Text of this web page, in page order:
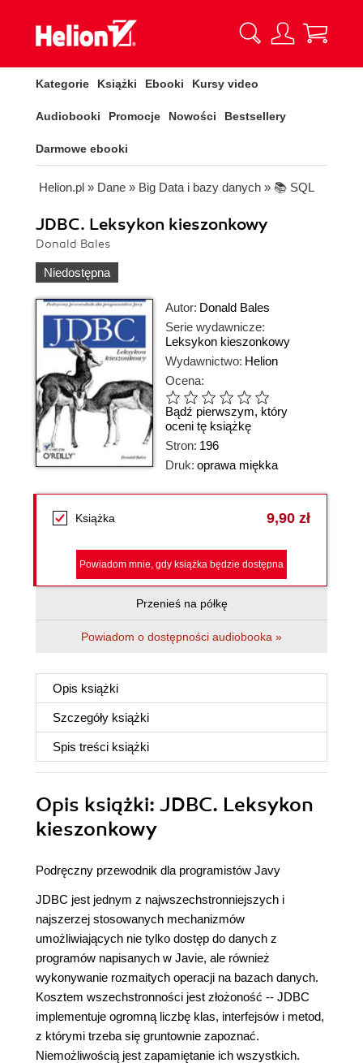
Kategorie Książki Ebooki Kursy video
Audiobooki Promocje Nowości Bestsellery
Darmowe ebooki
Helion.pl » Dane » Big Data i bazy danych » 📚 SQL
JDBC. Leksykon kieszonkowy
Donald Bales
Niedostępna
Autor: Donald Bales
Serie wydawnicze:
Leksykon kieszonkowy
Wydawnictwo: Helion
Ocena:
Bądź pierwszym, który
oceni tę książkę
Stron: 196
Druk: oprawa miękka
Książka 9,90 zł
Powiadom mnie, gdy książka będzie dostępna
Przenieś na półkę
Powiadom o dostępności audiobooka »
Opis książki
Szczegóły książki
Spis treści książki
Opis książki: JDBC. Leksykon
kieszonkowy
Podręczny przewodnik dla programistów Javy
JDBC jest jednym z najwszechstronniejszych i
najszerzej stosowanych mechanizmów
umożliwiających nie tylko dostęp do danych z
programów napisanych w Javie, ale również
wykonywanie rozmaitych operacji na bazach danych.
Kosztem wszechstronności jest złożoność -- JDBC
implementuje ogromną liczbę klas, interfejsów i metod,
z którymi trzeba się gruntownie zapoznać.
Niemożliwością jest zapamiętanie ich wszystkich.